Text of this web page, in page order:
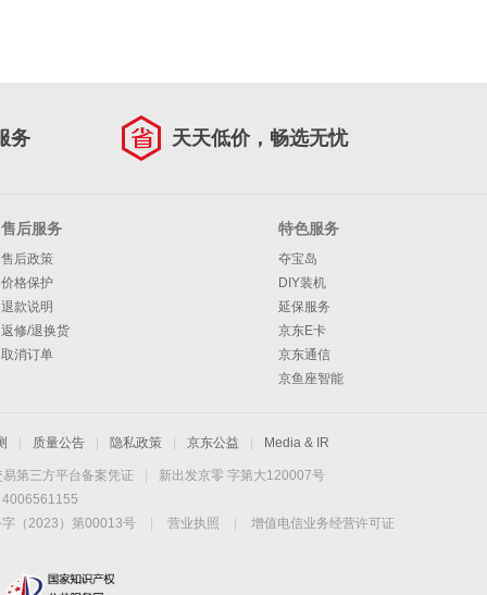
务 天天低价，畅选无忧
售后服务
售后政策
价格保护
退款说明
返修/退换货
取消订单
特色服务
夺宝岛
DIY装机
延保服务
京东E卡
京东通信
京鱼座智能
质量公告 隐私政策 京东公益 Media & IR
第三方平台备案凭证
新出发京零 字第大120007号
4006561155
（2023）第00013号
营业执照 增值电信业务经营许可证